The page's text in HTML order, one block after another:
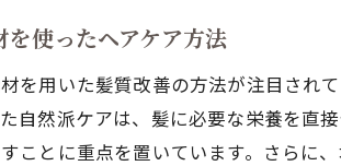
地域特
健康的
を使ったヘアケア方法
を用いた髪質改善の方法が注目され
自然派ケアは、髪に必要な栄養を直
ことに重点を置いています。さらに